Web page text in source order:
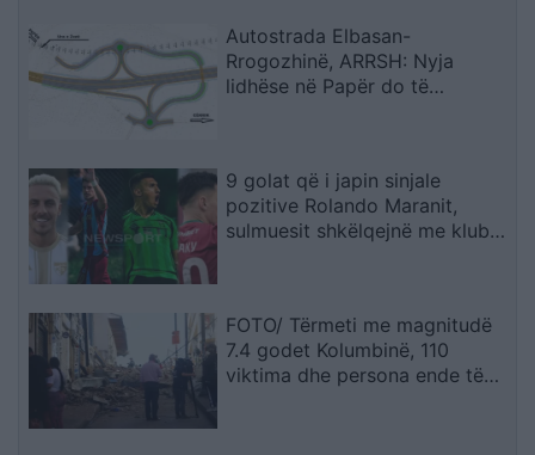
Autostrada Elbasan-
Rrogozhinë, ARRSH: Nyja
lidhëse në Papër do të
9 golat që i japin sinjale
pozitive Rolando Maranit,
sulmuesit shkëlqejnë me klubet
FOTO/ Tërmeti me magnitudë
7.4 godet Kolumbinë, 110
viktima dhe persona ende të